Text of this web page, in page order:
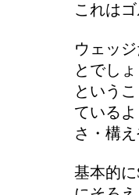
これは
ウェッ
とでし
という
ている
さ・構
基本的